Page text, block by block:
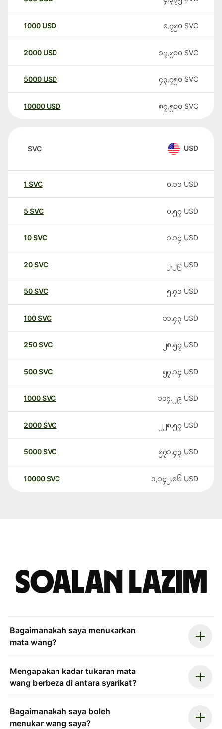
1000 USD ၈,၇၅၀ SVC
2000 USD ၁၇,၅၀၀ SVC
5000 USD ၄၃,၇၅၀ SVC
10000 USD ၈၇,၅၀၀ SVC
SVC USD
1 SVC ၀.၁၁ USD
5 SVC ၀.၅၇ USD
10SVC ၁.၁၄ USD
20SVC ၂.၂၉ USD
50SVC ၅.၇၁ USD
100SVC ၁၁.၄၃ USD
250SVC ၂၈.၅၇ USD
500SVC ၅၇.၁၄ USD
1000SVC ၁၁၄.၂၉ USD
2000SVC ၂၂၈.၅၇ USD
5000SVC ၅၇၁.၄၃ USD
10000 SVC ၁,၁၄၂.၈၆ USD
Soalan Lazim
Bagaimanakah saya menukarkan
mata wang?
Mengapakah kadar tukaran mata
wang berbeza di antara syarikat?
Bagaimanakah saya boleh
menukar wang saya?